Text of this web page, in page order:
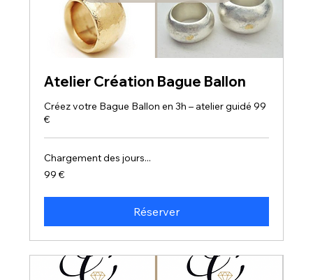
Atelier Création Bague Ballon
Créez votre Bague Ballon en 3h – atelier guidé 99
€
Chargement des jours...
99
euros
99 €
Réserver